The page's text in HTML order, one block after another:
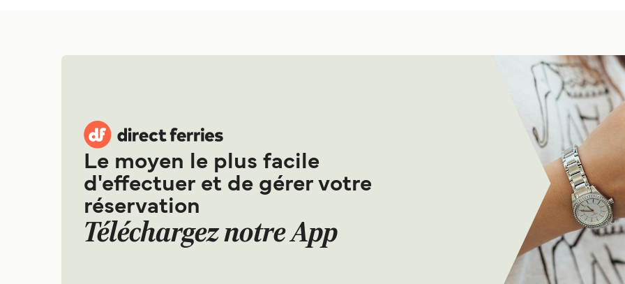
Le moyen le plus facile
d'effectuer et de gérer votre
réservation
Téléchargez notre App